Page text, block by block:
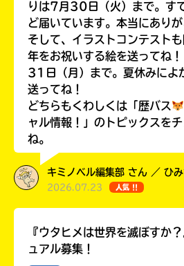
りは7月30日（火）まで。
ど届いています。本当にありが
そして、イラストコンテスト
年をお祝いする絵を送ってね
31日（月）まで。夏休みによ
送ってね！
どちらもくわしくは「歴バス
ャル情報！」のトピックスを
ね。
キミノベル編集部 さん ／ ひ
2026.07.23 人気 !!
『ウタヒメは世界を滅ぼすか
ュアル募集！